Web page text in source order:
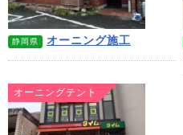
静岡県 オーニング施工
オーニングテント